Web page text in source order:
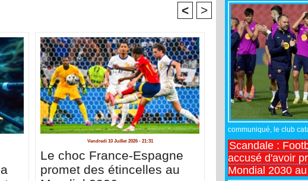
< >
Vendredi 10 Juillet 2026 - 21:31
Le choc France-Espagne
promet des étincelles au
communiqué, le club
Scandale :
accusé d'avoir
Mondial 2030